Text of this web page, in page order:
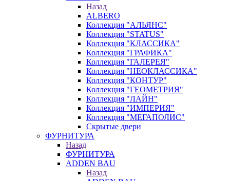
Назад
ALBERO
Коллекция "АЛЬЯНС"
Коллекция "STATUS"
Коллекция "КЛАССИКА"
Коллекция "ГРАФИКА"
Коллекция "ГАЛЕРЕЯ"
Коллекция "НЕОКЛАССИКА"
Коллекция "КОНТУР"
Коллекция "ГЕОМЕТРИЯ"
Коллекция "ЛАЙН"
Коллекция "ИМПЕРИЯ"
Коллекция "МЕГАПОЛИС"
Скрытые двери
ФУРНИТУРА
Назад
ФУРНИТУРА
ADDEN BAU
Назад